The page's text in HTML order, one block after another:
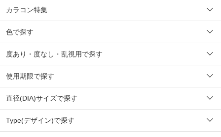
カラコン特集
色で探す
度あり・度なし・乱視用で探す
使用期限で探す
直径(DIA)サイズで探す
Type(デザイン)で探す